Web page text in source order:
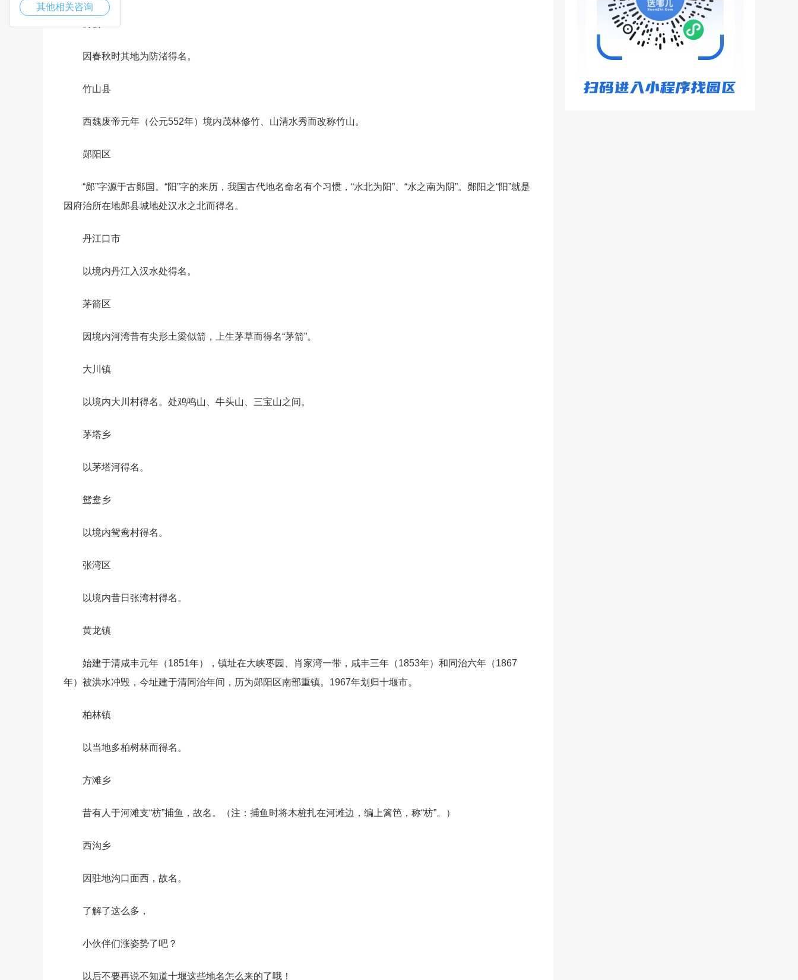
因春秋时其地为防渚得名。
竹山县
西魏废帝元年（公元552年）境内茂林修竹、山清水秀而改称竹山。
郧阳区
“郧”字源于古郧国。“阳”字的来历，我国古代地名命名有个习惯，“水北为阳”、“水之南为阴”。郧阳之“阳”就是
因府治所在地郧县城地处汉水之北而得名。
丹江口市
以境内丹江入汉水处得名。
茅箭区
因境内河湾昔有尖形土梁似箭，上生茅草而得名“茅箭”。
大川镇
以境内大川村得名。处鸡鸣山、牛头山、三宝山之间。
茅塔乡
以茅塔河得名。
鸳鸯乡
以境内鸳鸯村得名。
张湾区
以境内昔日张湾村得名。
黄龙镇
始建于清咸丰元年（1851年），镇址在大峡枣园、肖家湾一带，咸丰三年（1853年）和同治六年（1867
年）被洪水冲毁，今址建于清同治年间，历为郧阳区南部重镇。1967年划归十堰市。
柏林镇
以当地多柏树林而得名。
方滩乡
昔有人于河滩支“枋”捕鱼，故名。（注：捕鱼时将木桩扎在河滩边，编上篱笆，称“枋”。）
西沟乡
因驻地沟口面西，故名。
了解了这么多，
小伙伴们涨姿势了吧？
以后不要再说不知道十堰这些地名怎么来的了哦！
其他相关咨询